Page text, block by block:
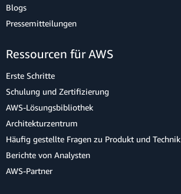
Blogs
Pressemitteilungen
Ressourcen für AWS
Erste Schritte
Schulung und Zertifizierung
AWS-Lösungsbibliothek
Architekturzentrum
Häufig gestellte Fragen zu Produkt und Technik
Berichte von Analysten
AWS-Partner